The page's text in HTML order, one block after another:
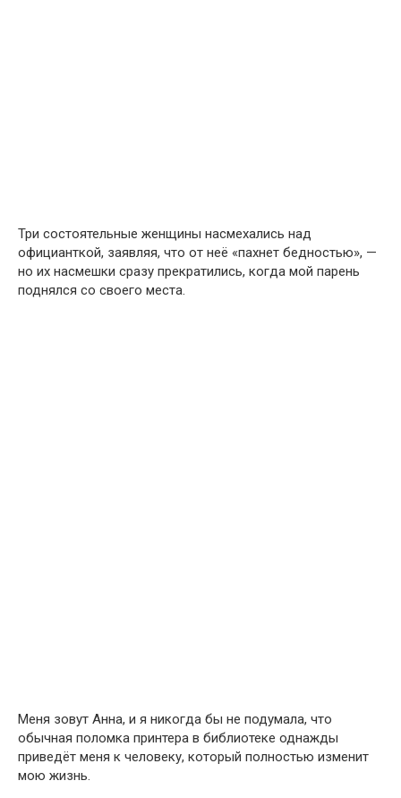
Три состоятельные женщины насмехались над
официанткой, заявляя, что от неё «пахнет бедностью», —
но их насмешки сразу прекратились, когда мой парень
поднялся со своего места.
Меня зовут Анна, и я никогда бы не подумала, что
обычная поломка принтера в библиотеке однажды
приведёт меня к человеку, который полностью изменит
мою жизнь.